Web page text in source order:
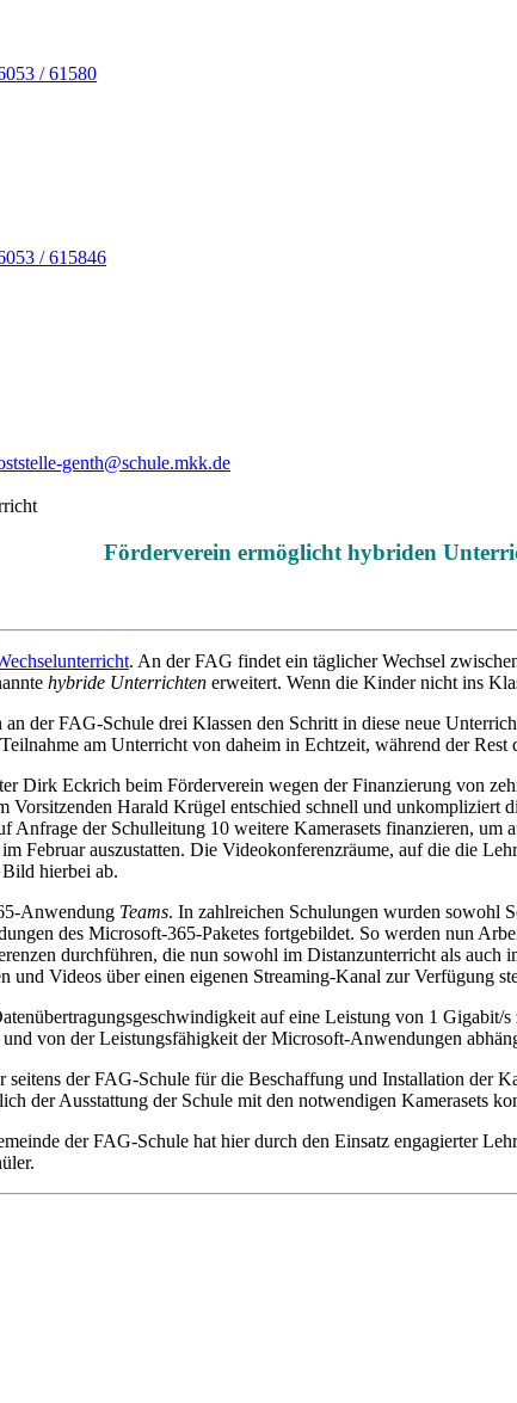
/ 61580
/ 615846
genth@schule.mkk.de
Förderverein ermöglicht hybriden
. An der FAG findet ein täglicher Wechsel
hybride Unterrichten erweitert. Wenn die Kinder nicht ins
der FAG-Schule drei Klassen den Schritt in diese neue
am Unterricht von daheim in Echtzeit, während der
Dirk Eckrich beim Förderverein wegen der Finanzierung von
Vorsitzenden Harald Krügel entschied schnell und
Anfrage der Schulleitung 10 weitere Kamerasets finanzieren,
Februar auszustatten. Die Videokonferenzräume, auf die die
hierbei ab.
Anwendung Teams. In zahlreichen Schulungen wurden sowohl
des Microsoft-365-Paketes fortgebildet. So werden nun
durchführen, die nun sowohl im Distanzunterricht als
und Videos über einen eigenen Streaming-Kanal zur Verfügung
auf eine Leistung von 1
von der Leistungsfähigkeit der Microsoft-Anwendungen
der FAG-Schule für die Beschaffung und Installation der
der Ausstattung der Schule mit den notwendigen Kamerasets
der FAG-Schule hat hier durch den Einsatz engagierter